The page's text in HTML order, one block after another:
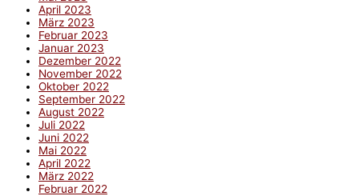
April 2023
März 2023
Februar 2023
Januar 2023
Dezember 2022
November 2022
Oktober 2022
September 2022
August 2022
Juli 2022
Juni 2022
Mai 2022
April 2022
März 2022
Februar 2022